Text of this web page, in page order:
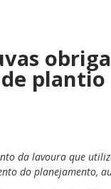
plantio
da lavoura que
do planejamento,